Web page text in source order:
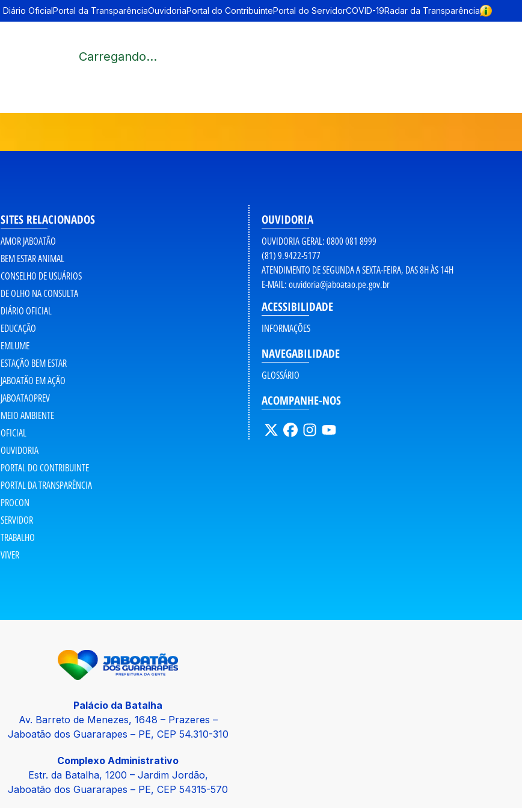
Diário OficialPortal da TransparênciaOuvidoriaPortal do ContribuintePortal do ServidorCOVID-19Radar da Transparência
Carregando...
SITES RELACIONADOS
AMOR JABOATÃO
BEM ESTAR ANIMAL
CONSELHO DE USUÁRIOS
DE OLHO NA CONSULTA
DIÁRIO OFICIAL
EDUCAÇÃO
EMLUME
ESTAÇÃO BEM ESTAR
JABOATÃO EM AÇÃO
JABOATAOPREV
MEIO AMBIENTE
OFICIAL
OUVIDORIA
PORTAL DO CONTRIBUINTE
PORTAL DA TRANSPARÊNCIA
PROCON
SERVIDOR
TRABALHO
VIVER
OUVIDORIA
OUVIDORIA GERAL: 0800 081 8999
(81) 9.9422-5177
ATENDIMENTO DE SEGUNDA A SEXTA-FEIRA, DAS 8H ÀS 14H
E-MAIL:ouvidoria@jaboatao.pe.gov.br
ACESSIBILIDADE
INFORMAÇÕES
NAVEGABILIDADE
GLOSSÁRIO
ACOMPANHE-NOS
Palácio da Batalha
Av. Barreto de Menezes, 1648 – Prazeres –
Jaboatão dos Guararapes – PE, CEP 54.310-310
Complexo Administrativo
Estr. da Batalha, 1200 – Jardim Jordão,
Jaboatão dos Guararapes – PE, CEP 54315-570